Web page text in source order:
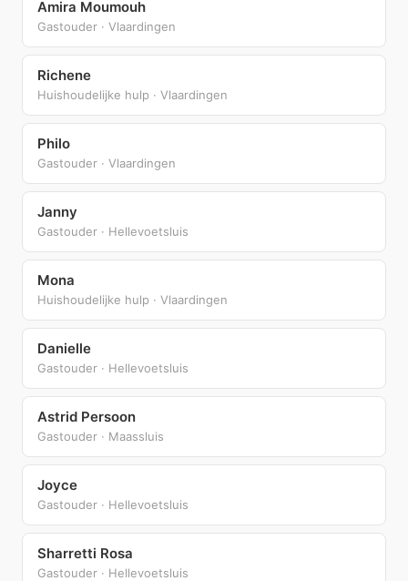
Amira Moumouh
Gastouder · Vlaardingen
Richene
Huishoudelijke hulp · Vlaardingen
Philo
Gastouder · Vlaardingen
Janny
Gastouder · Hellevoetsluis
Mona
Huishoudelijke hulp · Vlaardingen
Danielle
Gastouder · Hellevoetsluis
Astrid Persoon
Gastouder · Maassluis
Joyce
Gastouder · Hellevoetsluis
Sharretti Rosa
Gastouder · Hellevoetsluis